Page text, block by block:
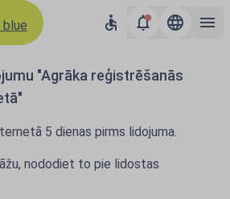
"Agrāka reģistrēšanās
5 dienas pirms lidojuma.
nododiet to pie lidostas